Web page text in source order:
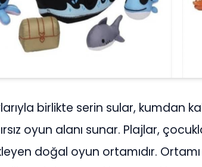
birlikte serin sular, kumdan
oyun alanı sunar. Plajlar,
doğal oyun ortamıdır.